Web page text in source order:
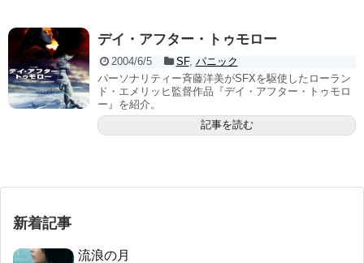
デイ・アフター・トゥモロー
2004/6/5 SF, パニック
パーソナリティー斉藤洋美がSFXを駆使したローラン
ド・エメリッヒ監督作品『デイ・アフター・トゥモロ
ー』を紹介。
記事を読む
新着記事
流浪の月